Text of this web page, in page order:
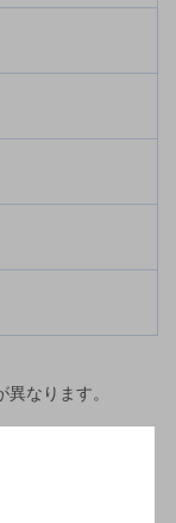
なります。
ームが飲め